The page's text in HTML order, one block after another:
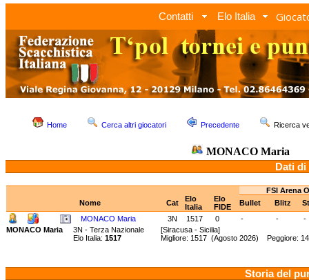
Contatti Elo Italia
Home Cerca altri giocatori Precedente Ricerca
MONACO Maria
Dati di
FSI Arena
Nome
Cat
Elo
Italia
Elo
FIDE
Bullet Blitz
MONACO Maria
3N 1517 0 - -
-
MONACO Maria
3N - Terza Nazionale [Siracusa - Sicilia]
Elo Italia: 1517 Migliore: 1517 (Agosto 2026) Peggiore:
Storia del